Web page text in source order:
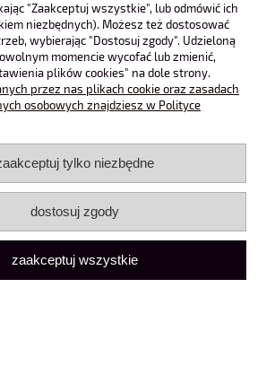
Pomoc
Moje konto
pełną wersję strony
"Zaakceptuj wszystkie", lub odmówić ich
niezbędnych). Możesz też dostosować
wybierając "Dostosuj zgody". Udzieloną
momencie wycofać lub zmienić,
plików cookies" na dole strony.
przez nas plikach cookie oraz zasadach
osobowych znajdziesz w Polityce
tylko niezbędne
dostosuj zgody
zaakceptuj wszystkie